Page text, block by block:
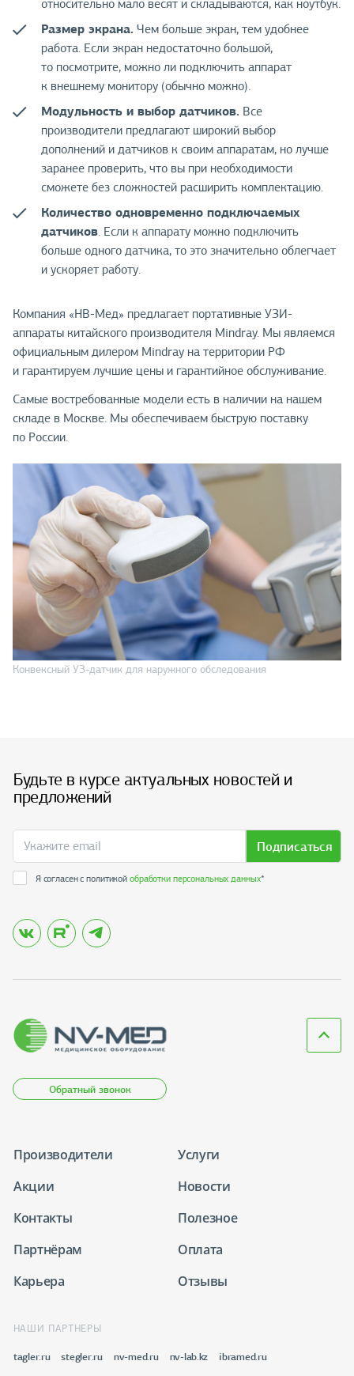
относительно мало весят и складываются, как ноутбук.
Размер экрана. Чем больше экран, тем удобнее
работа. Если экран недостаточно большой,
то посмотрите, можно ли подключить аппарат
к внешнему монитору (обычно можно).
Модульность и выбор датчиков. Все
производители предлагают широкий выбор
дополнений и датчиков к своим аппаратам, но лучше
заранее проверить, что вы при необходимости
сможете без сложностей расширить комплектацию.
Количество одновременно подключаемых
датчиков. Если к аппарату можно подключить
больше одного датчика, то это значительно облегчает
и ускоряет работу.
Компания «НВ-Мед» предлагает портативные УЗИ-
аппараты китайского производителя Mindray. Мы являемся
официальным дилером Mindray на территории РФ
и гарантируем лучшие цены и гарантийное обслуживание.
Самые востребованные модели есть в наличии на нашем
складе в Москве. Мы обеспечиваем быструю поставку
по России.
Конвексный УЗ-датчик для наружного обследования
Будьте в курсе актуальных новостей и
предложений
Подписаться
Я согласен с политикойобработки персональных данных*
Обратный звонок
Производители
Услуги
Акции
Новости
Контакты
Полезное
Партнёрам
Оплата
Карьера
Отзывы
НАШИ ПАРТНЕРЫ
tagler.ru stegler.ru nv-med.ru nv-lab.kz ibramed.ru